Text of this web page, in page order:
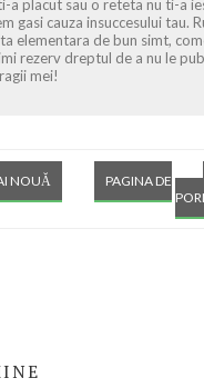
a placut sau o reteta nu ti-a
gasi cauza insuccesului tau.
elementara de bun simt,
rezerv dreptul de a nu le
mei!
NOUĂ
PAGINA DE